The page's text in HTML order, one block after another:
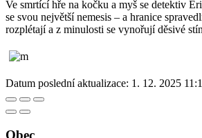
Ve smrtící hře na kočku a myš se detektiv
se svou největší nemesis – a hranice
rozplétají a z minulosti se vynořují děsivé
Datum poslední aktualizace: 1. 12. 2025
Obec